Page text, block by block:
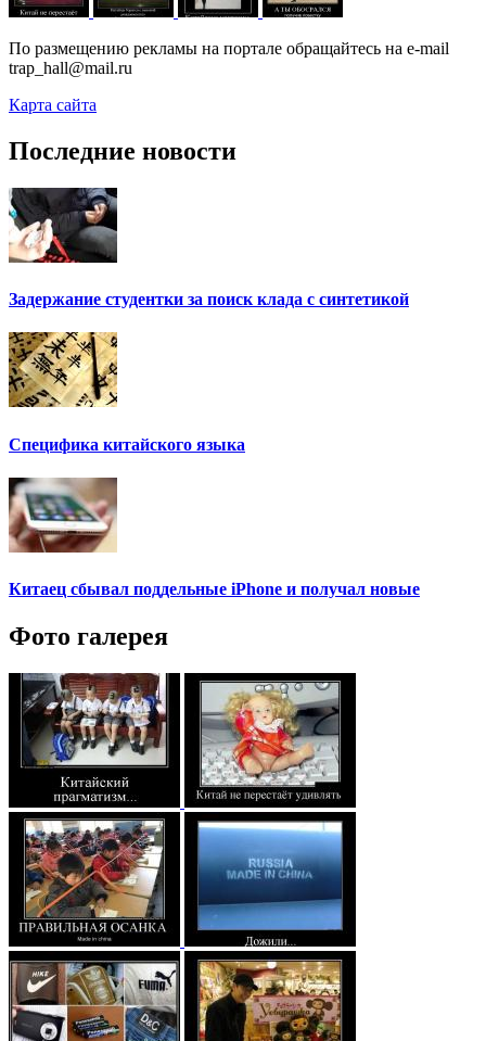
По размещению рекламы на портале обращайтесь на e-mail
trap_hall@mail.ru
Карта сайта
Последние новости
Задержание студентки за поиск клада с синтетикой
Специфика китайского языка
Китаец сбывал поддельные iPhone и получал новые
Фото галерея